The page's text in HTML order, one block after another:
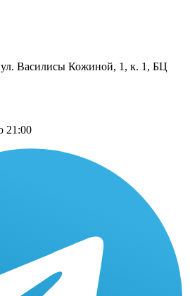
Василисы Кожиной, 1, к. 1, БЦ
21:00